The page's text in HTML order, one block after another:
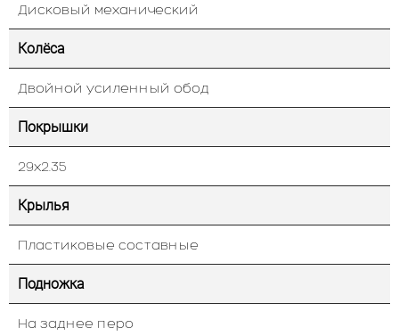
Дисковый механический
Колёса
Двойной усиленный обод
Покрышки
29х2.35
Крылья
Пластиковые составные
Подножка
На заднее перо